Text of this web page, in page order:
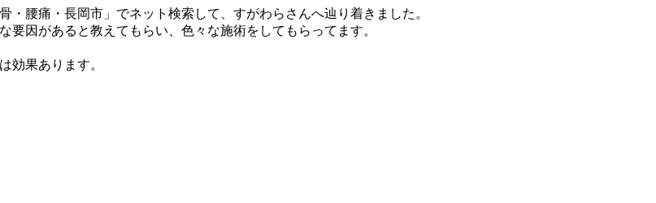
腰痛・長岡市」でネット検索して、すがわらさんへ辿り着きました。
因があると教えてもらい、色々な施術をしてもらってます。
効果あります。